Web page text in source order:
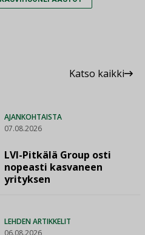
Katso kaikki
AJANKOHTAISTA
07.08.2026
LVI-Pitkälä Group osti
nopeasti kasvaneen
yrityksen
LEHDEN ARTIKKELIT
06.08.2026